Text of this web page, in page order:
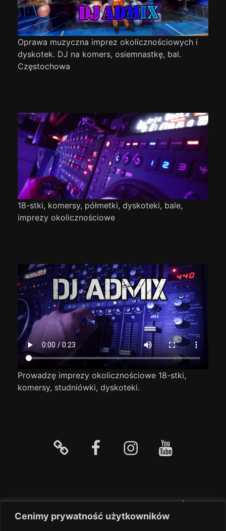
Cenimy prywatność użytkowników
Oprawa muzyczna imprez okolicznościowych i
dyskotek. DJ na komers, osiemnastkę, bal.
Częstochowa
18-stki, komersy, półmetki, dyskoteki, bale,
imprezy okolicznościowe
Prowadzę imprezy okolicznościowe 18-stki,
komersy, studniówki, dyskoteki.
Strona
główna
facebook InstagramYouTube
ADMIX|